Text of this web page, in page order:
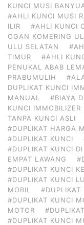
KUNCI MUSI
#AHLI KUNCI MUSI
ILIR
#AHLI KUNCI
OGAN KOMERING
ULU SELATAN
TIMUR
#AHLI
PENUKAL ABAB
PRABUMULIH
DUPLIKAT KUNCI
MANUAL
#BIAYA
KUNCI IMMOBILIZER
TANPA KUNCI ASLI
#DUPLIKAT HARGA
#DUPLIKAT KUNCI
#DUPLIKAT KUNCI
EMPAT LAWANG
#DUPLIKAT KUNCI
#DUPLIKAT KUNCI
MOBIL
#DUPLIKAT
#DUPLIKAT KUNCI
MOTOR
#DUPLIKAT KUNCI